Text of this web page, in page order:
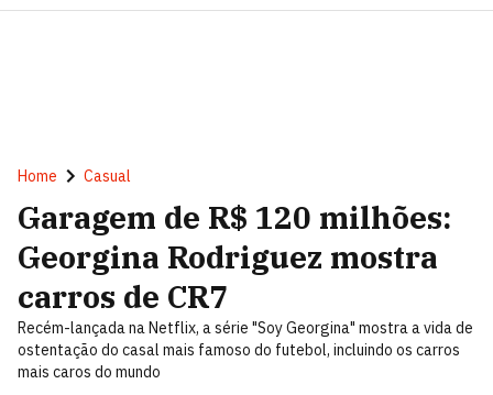
Home Casual
Garagem de R$ 120 milhões:
Georgina Rodriguez mostra
carros de CR7
Recém-lançada na Netflix, a série "Soy Georgina" mostra a vida de
ostentação do casal mais famoso do futebol, incluindo os carros
mais caros do mundo